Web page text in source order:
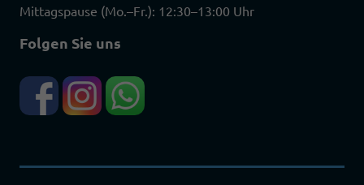
Mittagspause (Mo.–Fr.): 12:30–13:00 Uhr
Folgen Sie uns